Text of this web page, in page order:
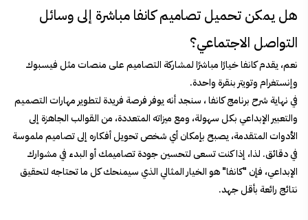
هل يمكن تحميل تصاميم كانفا مباشرة إلى وسائل
التواصل الاجتماعي؟
نعم، يقدم كانفا خيارًا مباشرًا لمشاركة التصاميم على منصات مثل فيسبوك
وإنستغرام وتويتر بنقرة واحدة.
في نهاية شرح برنامج كانفا ، سنجد أنه يوفر فرصة فريدة لتطوير مهارات التصميم
والتعبير الإبداعي بكل سهولة، ومع ميزاته المتعددة، من القوالب الجاهزة إلى
الأدوات المتقدمة، يصبح بإمكان أي شخص تحويل أفكاره إلى تصاميم ملموسة
في دقائق. لذا، إذا كنت تسعى لتحسين جودة تصاميمك أو البدء في مشوارك
الإبداعي، فإن "كانفا" هو الخيار المثالي الذي سيمنحك كل ما تحتاجه لتحقيق
نتائج رائعة بأقل جهد.